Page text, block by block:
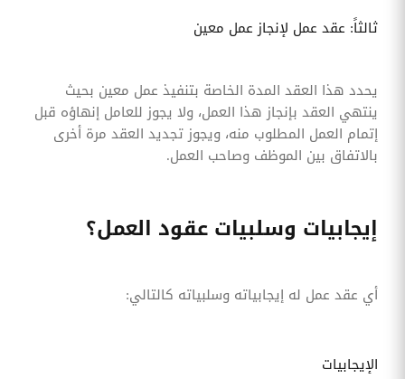
ثالثاً: عقد عمل لإنجاز عمل معين
يحدد هذا العقد المدة الخاصة بتنفيذ عمل معين بحيث
ينتهي العقد بإنجاز هذا العمل، ولا يجوز للعامل إنهاؤه قبل
إتمام العمل المطلوب منه، ويجوز تجديد العقد مرة أخرى
بالاتفاق بين الموظف وصاحب العمل.
إيجابيات وسلبيات عقود العمل؟
أي عقد عمل له إيجابياته وسلبياته كالتالي:
الإيجابيات